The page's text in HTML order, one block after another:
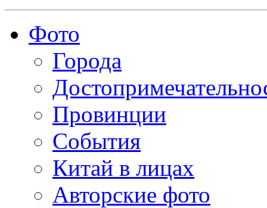
Фото
Города
Провинции
События
Китай в лицах
Авторские фото